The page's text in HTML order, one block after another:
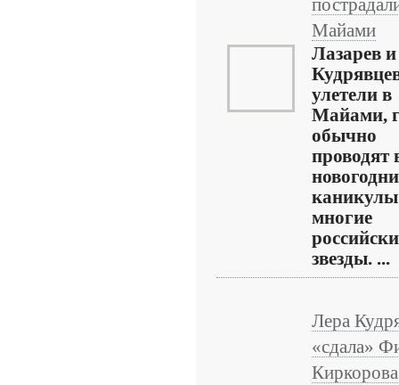
Майами
Лазарев и
улетели в
Майами,
обычно
проводят
каникулы
многие
звезды. ...
Лера
«сдала»
Киркорова